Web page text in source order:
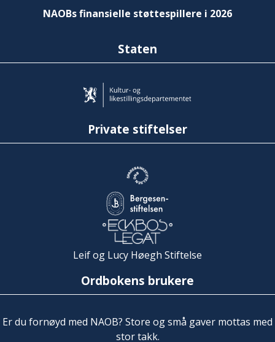
NAOBs finansielle støttespillere i 2026
Staten
Private stiftelser
Leif og Lucy Høegh Stiftelse
Ordbokens brukere
Er du fornøyd med NAOB? Store og små gaver mottas med
stor takk.